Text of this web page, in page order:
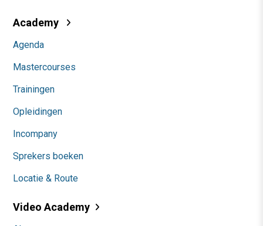
Academy
Agenda
Mastercourses
Trainingen
Opleidingen
Incompany
Sprekers boeken
Locatie & Route
Video Academy